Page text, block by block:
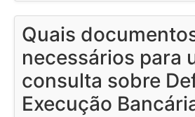
Quais
necessários para
consulta sobre
Execução